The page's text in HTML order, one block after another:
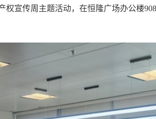
宣传周主题活动，在恒隆广场办公楼